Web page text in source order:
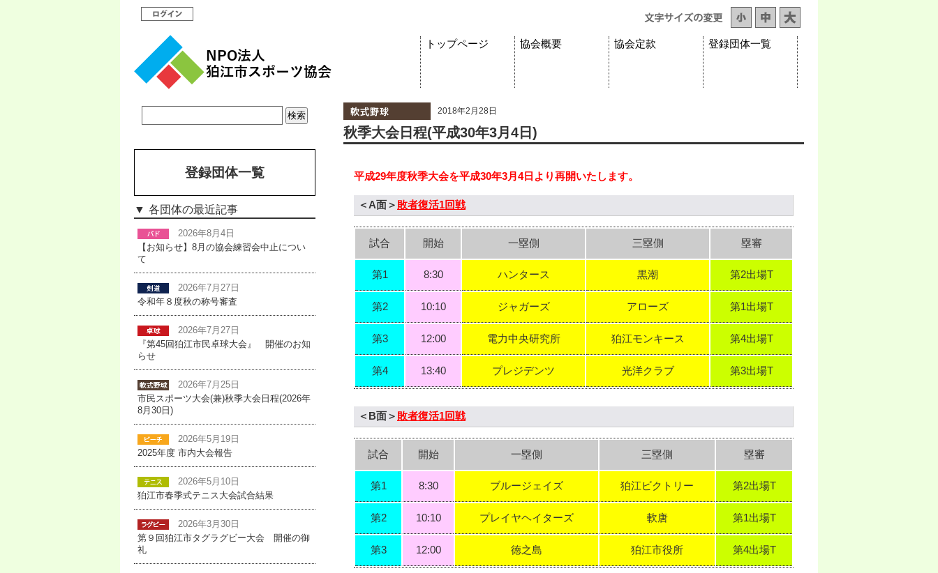
トップページ 協会概要 協会定款 登録団体一覧
2018年2月28日
秋季大会日程(平成30年3月4日)
平成29年度秋季大会を平成30年3月4日より再開いたします。
＜A面＞ 敗者復活1回戦
試合 開始 一塁側 三塁側 塁審
第1 8:30 ハンタース 黒潮 第2出場T
第2 10:10 ジャガーズ アローズ 第1出場T
第3 12:00 電力中央研究所 狛江モンキース 第4出場T
第4 13:40 プレジデンツ 光洋クラブ 第3出場T
＜B面＞ 敗者復活1回戦
試合 開始 一塁側 三塁側 塁審
第1 8:30 ブルージェイズ 狛江ビクトリー 第2出場T
第2 10:10 プレイヤヘイターズ 軟唐 第1出場T
第3 12:00 徳之島 狛江市役所 第4出場T
登録団体一覧
各団体の最近記事
2026年8月4日
【お知らせ】8月の協会練習会中止につい
て
2026年7月27日
令和年８度秋の称号審査
2026年7月27日
『第45回狛江市民卓球大会』 開催のお知
らせ
2026年7月25日
市民スポーツ大会(兼)秋季大会日程(2026年
8月30日)
2026年5月19日
2025年度 市内大会報告
2026年5月10日
狛江市春季式テニス大会試合結果
2026年3月30日
第９回狛江市タグラグビー大会 開催の御
礼